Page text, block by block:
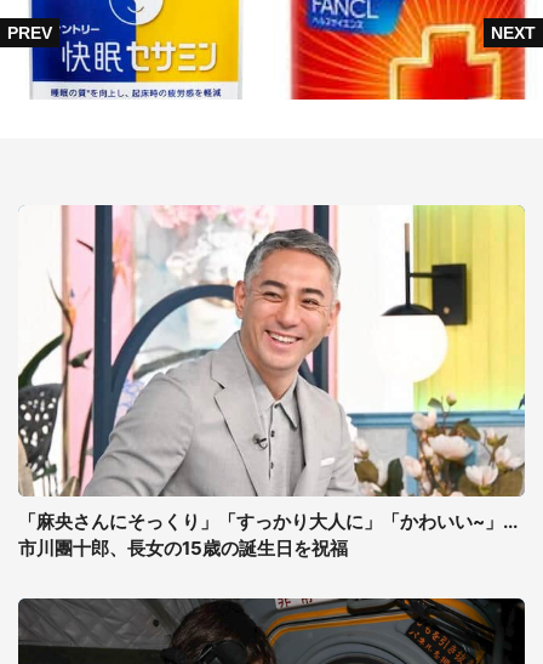
「麻央さんにそっくり」「すっかり大人に」「かわいい~」...
市川團十郎、長女の15歳の誕生日を祝福